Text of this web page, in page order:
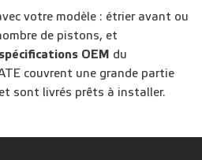
votre modèle : étrier avant ou
de pistons, et
spécifications OEM du
couvrent une grande partie
sont livrés prêts à installer.